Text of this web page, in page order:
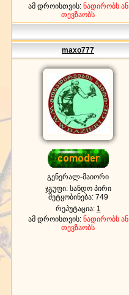
ამ დროისთვის: ნადირობს ან
თევზაობს
maxo777
გენერალ-მაიორი
ჯგუფი: სანდო პირი
შეტყობინება: 749
რეპუტაცია: 1
ამ დროისთვის: ნადირობს ან
თევზაობს